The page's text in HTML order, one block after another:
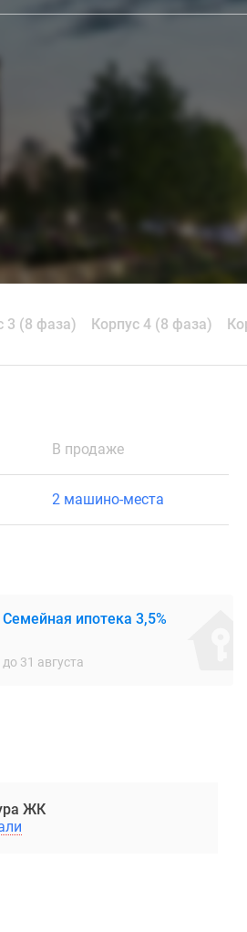
3 (8 фаза) Корпус 4 (8 фаза)
В продаже
2 машино-места
Семейная ипотека 3,5%
до 31 августа
ЖК